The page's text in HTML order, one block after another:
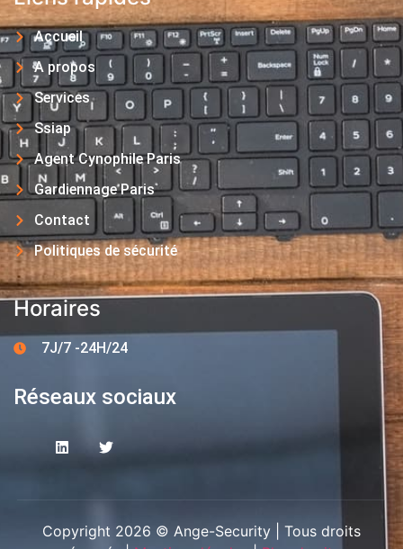
Accueil
A propos
Services
Ssiap
Agent Cynophile Paris
Gardiennage Paris
Contact
Politiques de sécurité
Horaires
7J/7 -24H/24
Réseaux sociaux
Copyright 2026 © Ange-Security | Tous droits